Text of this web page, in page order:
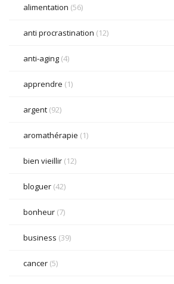
alimentation (56)
anti procrastination (12)
anti-aging (4)
apprendre (1)
argent (92)
aromathérapie (1)
bien vieillir (12)
bloguer (42)
bonheur (7)
business (39)
cancer (5)